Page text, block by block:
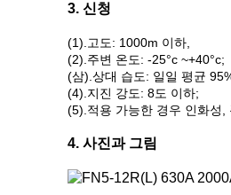
3. 신청
(1).고도: 1000m 이하,
(2).주변 온도: -25°c ~+40°c;
(삼).상대 습도: 일일 평균
(4).지진 강도: 8도 이하;
(5).적용 가능한 경우 인화성,
4. 사진과 그림